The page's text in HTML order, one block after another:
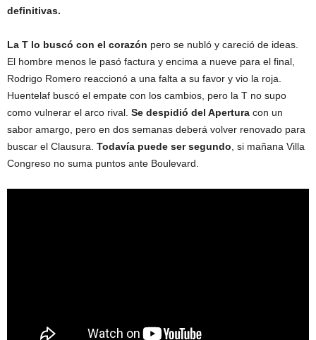
definitivas.
La T lo buscó con el corazón pero se nubló y careció de ideas.
El hombre menos le pasó factura y encima a nueve para el final,
Rodrigo Romero reaccionó a una falta a su favor y vio la roja.
Huentelaf buscó el empate con los cambios, pero la T no supo
como vulnerar el arco rival. Se despidió del Apertura con un
sabor amargo, pero en dos semanas deberá volver renovado para
buscar el Clausura. Todavía puede ser segundo , si mañana Villa
Congreso no suma puntos ante Boulevard.